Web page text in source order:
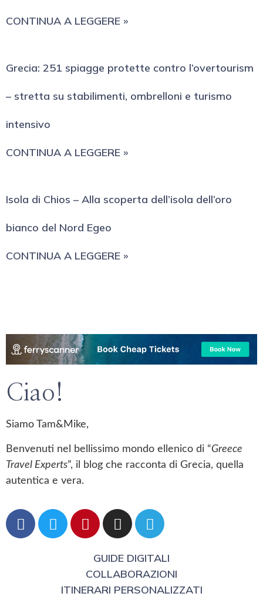
CONTINUA A LEGGERE »
Grecia: 251 spiagge protette contro l’overtourism
– stretta su stabilimenti, ombrelloni e turismo
intensivo
CONTINUA A LEGGERE »
Isola di Chios – Alla scoperta dell’isola dell’oro
bianco del Nord Egeo
CONTINUA A LEGGERE »
Ciao!
Siamo Tam&Mike,
Benvenuti nel bellissimo mondo ellenico di “Greece
Travel Experts”, il blog che racconta di Grecia, quella
autentica e vera.
GUIDE DIGITALI
COLLABORAZIONI
ITINERARI PERSONALIZZATI